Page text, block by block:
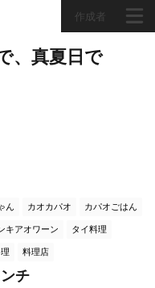
作成者
、真夏日で
ん カオカパオ カパオごはん
キアオワーン タイ料理
料理店
チ